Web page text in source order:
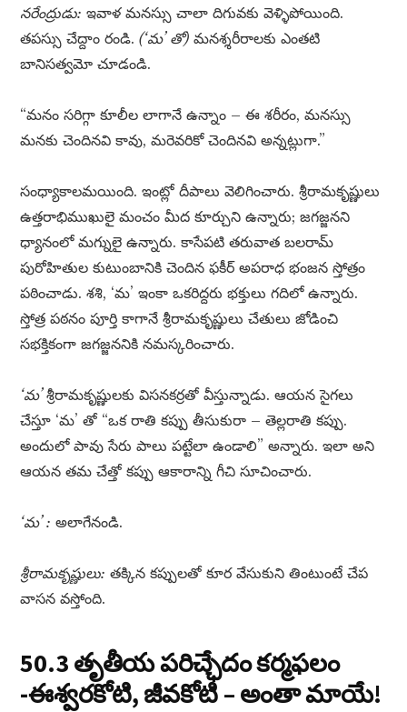
నరేంద్రుడు: ఇవాళ మనస్సు చాలా దిగువకు వెళ్ళిపోయింది.
తపస్సు చేద్దాం రండి.(‘మ’ తో) మనశ్శరీరాలకు ఎంతటి
బానిసత్వమో చూడండి.
“మనం సరిగ్గా కూలీల లాగానే ఉన్నాం – ఈ శరీరం, మనస్సు
మనకు చెందినవి కావు, మరెవరికో చెందినవి అన్నట్లుగా.”
సంధ్యాకాలమయింది. ఇంట్లో దీపాలు వెలిగించారు. శ్రీరామకృష్ణులు
ఉత్తరాభిముఖులై మంచం మీద కూర్చుని ఉన్నారు; జగజ్జనని
ధ్యానంలో మగ్నులై ఉన్నారు. కాసేపటి తరువాత బలరామ్
పురోహితుల కుటుంబానికి చెందిన ఫకీర్ అపరాధ భంజన స్తోత్రం
పఠించాడు. శశి, ‘మ’ ఇంకా ఒకరిద్దరు భక్తులు గదిలో ఉన్నారు.
స్తోత్ర పఠనం పూర్తి కాగానే శ్రీరామకృష్ణులు చేతులు జోడించి
సభక్తికంగా జగజ్జననికి నమస్కరించారు.
‘మ’శ్రీరామకృష్ణులకు విసనకర్రతో వీస్తున్నాడు. ఆయన సైగలు
చేస్తూ ‘మ’ తో “ఒక రాతి కప్పు తీసుకురా – తెల్లరాతి కప్పు.
అందులో పావు సేరు పాలు పట్టేలా ఉండాలి” అన్నారు. ఇలా అని
ఆయన తమ చేత్తో కప్పు ఆకారాన్ని గీచి సూచించారు.
‘మ’ : అలాగేనండి.
శ్రీరామకృష్ణులు: తక్కిన కప్పులతో కూర వేసుకుని తింటుంటే చేప
వాసన వస్తోంది.
50.3 తృతీయ పరిచ్ఛేదం కర్మఫలం
-ఈశ్వరకోటి, జీవకోటి – అంతా మాయే!